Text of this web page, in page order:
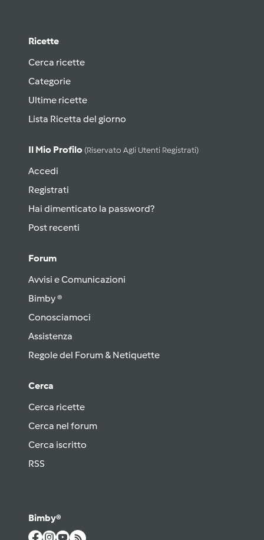
Ricette
Cerca ricette
Categorie
Ultime ricette
Lista Ricetta del giorno
Il Mio Profilo (riservato Agli Utenti Registrati)
Accedi
Registrati
Hai dimenticato la password?
Post recenti
Forum
Avvisi e Comunicazioni
Bimby ®
Conosciamoci
Assistenza
Regole del Forum & Netiquette
Cerca
Cerca ricette
Cerca nel forum
Cerca iscritto
RSS
Bimby®